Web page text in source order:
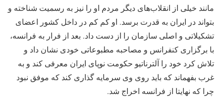
مانند خیلی از انقلاب‌های دیگر مردم او را نیز به رسمیت شناخته و
بتواند در ایران به قدرت برسد. او کم کم در داخل کشور اعضای
تشکیلاتی و اصلی سازمان را از دست داد. بعد از فرار به فرانسه،
با برگزاری کنفرانس و مصاحبه مطبوعاتی خودی نشان داد و
تلاش کرد خود را آلترناتیو حکومت نوپای ایران معرفی کند و به
غرب بفهماند که باید روی وی سرمایه گذاری کند که موفق نبود
چرا که نهایتا از فرانسه اخراج شد.